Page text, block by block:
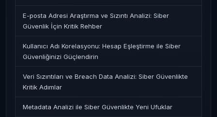
E-posta Adresi Araştırma ve Sızıntı Analizi: Siber
Güvenlik İçin Kritik Rehber
Kullanıcı Adı Korelasyonu: Hesap Eşleştirme ile Siber
Güvenliğinizi Güçlendirin
Veri Sızıntıları ve Breach Data Analizi: Siber Güvenlikte
Kritik Adımlar
Metadata Analizi ile Siber Güvenlikte Yeni Ufuklar